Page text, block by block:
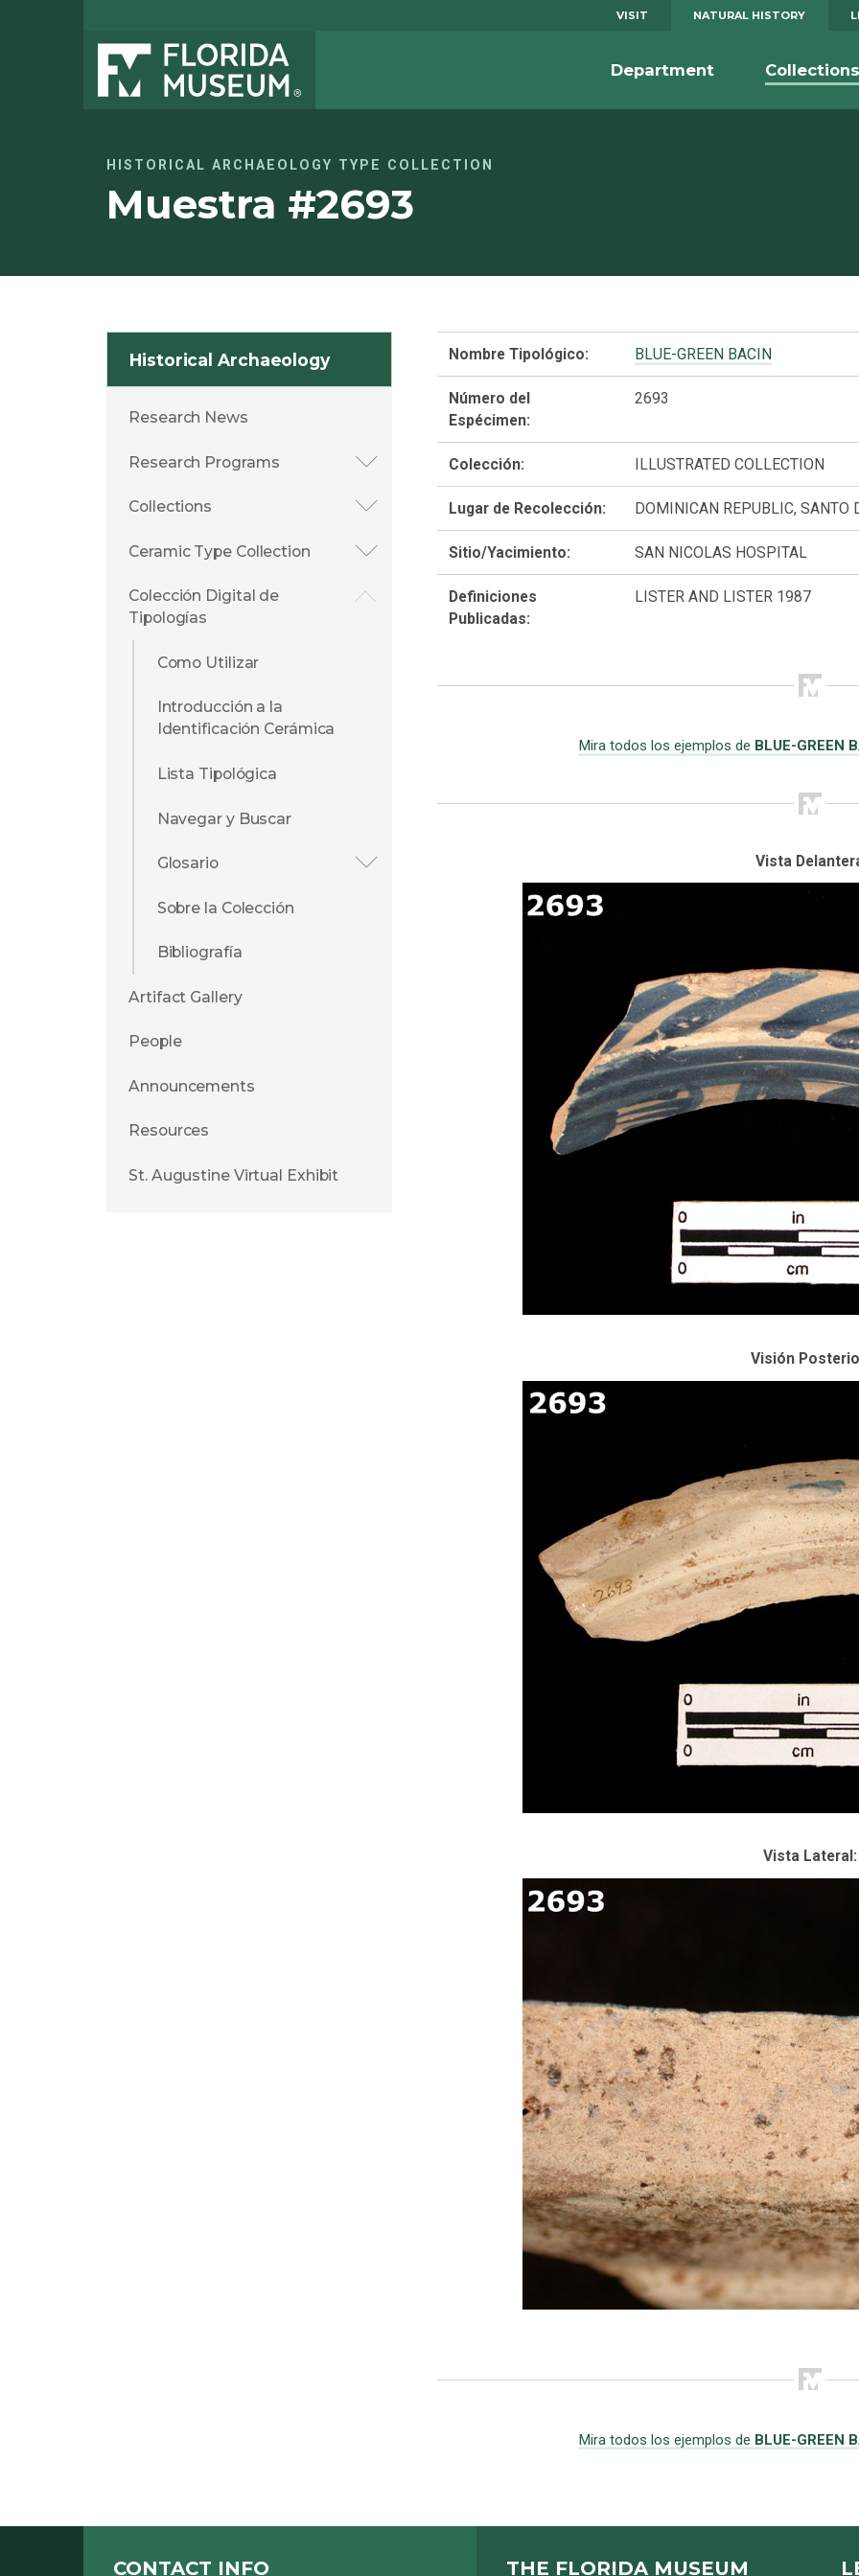
VISIT NATURAL HISTORY
Department
HISTORICAL ARCHAEOLOGY TYPE COLLECTION
Muestra #2693
Historical Archaeology
Research News
Research Programs
Collections
Ceramic Type Collection
Colección Digital de
Tipologías
Como Utilizar
Introducción a la
Identificación Cerámica
Lista Tipológica
Navegar y Buscar
Glosario
Sobre la Colección
Bibliografía
Artifact Gallery
People
Announcements
Resources
St. Augustine Virtual Exhibit
Nombre Tipológico: BLUE-GREEN BACIN
Número del
Espécimen:
2693
Colección: ILLUSTRATED COLLECTION
Lugar de Recolección: DOMINICAN REPUBLIC, SANTO
Sitio/Yacimiento: SAN NICOLAS HOSPITAL
Definiciones
Publicadas:
LISTER AND LISTER 1987
Mira todos los ejemplos de BLUE-GREEN
Vista
Visión
Vista Lateral:
Mira todos los ejemplos de BLUE-GREEN
CONTACT INFO THE FLORIDA MUSEUM